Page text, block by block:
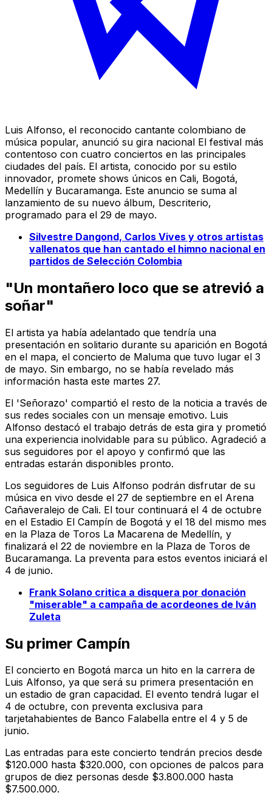
Luis Alfonso, el reconocido cantante colombiano de
música popular, anunció su gira nacional El festival más
contentoso con cuatro conciertos en las principales
ciudades del país. El artista, conocido por su estilo
innovador, promete shows únicos en Cali, Bogotá,
Medellín y Bucaramanga. Este anuncio se suma al
lanzamiento de su nuevo álbum, Descriterio,
programado para el 29 de mayo.
Silvestre Dangond, Carlos Vives y otros artistas
vallenatos que han cantado el himno nacional en
partidos de Selección Colombia
"Un montañero loco que se atrevió a
soñar"
El artista ya había adelantado que tendría una
presentación en solitario durante su aparición en Bogotá
en el mapa, el concierto de Maluma que tuvo lugar el 3
de mayo. Sin embargo, no se había revelado más
información hasta este martes 27.
El 'Señorazo' compartió el resto de la noticia a través de
sus redes sociales con un mensaje emotivo. Luis
Alfonso destacó el trabajo detrás de esta gira y prometió
una experiencia inolvidable para su público. Agradeció a
sus seguidores por el apoyo y confirmó que las
entradas estarán disponibles pronto.
Los seguidores de Luis Alfonso podrán disfrutar de su
música en vivo desde el 27 de septiembre en el Arena
Cañaveralejo de Cali. El tour continuará el 4 de octubre
en el Estadio El Campín de Bogotá y el 18 del mismo mes
en la Plaza de Toros La Macarena de Medellín, y
finalizará el 22 de noviembre en la Plaza de Toros de
Bucaramanga. La preventa para estos eventos iniciará el
4 de junio.
Frank Solano critica a disquera por donación
"miserable" a campaña de acordeones de Iván
Zuleta
Su primer Campín
El concierto en Bogotá marca un hito en la carrera de
Luis Alfonso, ya que será su primera presentación en
un estadio de gran capacidad. El evento tendrá lugar el
4 de octubre, con preventa exclusiva para
tarjetahabientes de Banco Falabella entre el 4 y 5 de
junio.
Las entradas para este concierto tendrán precios desde
$120.000 hasta $320.000, con opciones de palcos para
grupos de diez personas desde $3.800.000 hasta
$7.500.000.